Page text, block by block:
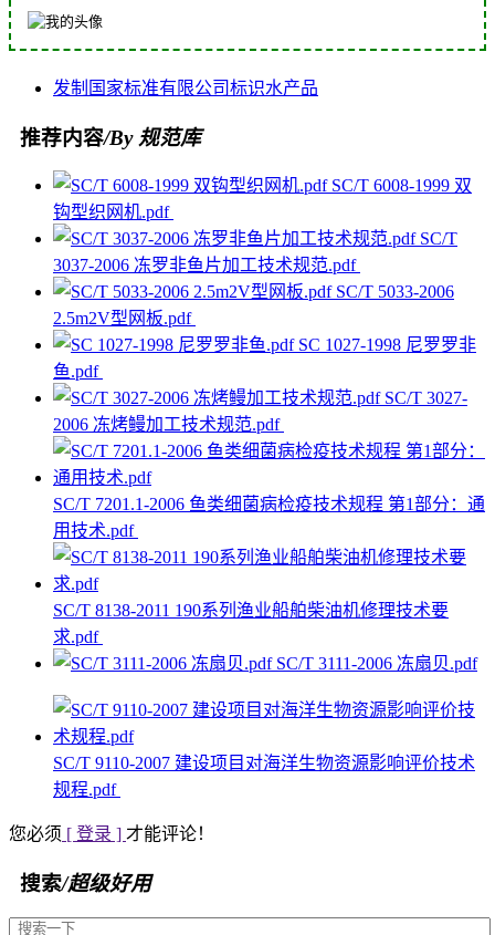
发制 国家标准有限公司标识水产品
推荐内容/By 规范库
SC/T 6008-1999 双
钩型织网机.pdf
SC/T
3037-2006 冻罗非鱼片加工技术规范.pdf
SC/T 5033-2006
2.5m2V型网板.pdf
SC 1027-1998 尼罗罗非
鱼.pdf
SC/T 3027-
2006 冻烤鳗加工技术规范.pdf
SC/T 7201.1-2006 鱼类细菌病检疫技术规程 第1部分：通
用技术.pdf
SC/T 8138-2011 190系列渔业船舶柴油机修理技术要
求.pdf
SC/T 3111-2006 冻扇贝.pdf
SC/T 9110-2007 建设项目对海洋生物资源影响评价技术
规程.pdf
您必须 [ 登录 ] 才能评论！
搜索/超级好用